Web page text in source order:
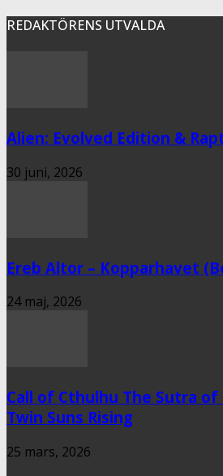
REDAKTÖRENS UTVALDA
Alien: Evolved Edition &
30 juni, 2026
Ereb Altor – Kopparhavet
24 maj, 2026
Call of Cthulhu The Sutra of
Twin Suns Rising
25 mars, 2026